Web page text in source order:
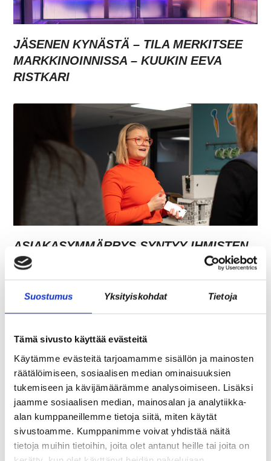
Suostumus Yksityiskohdat Tietoja
Tämä sivusto käyttää evästeitä
Käytämme evästeitä tarjoamamme sisällön ja mainosten
räätälöimiseen, sosiaalisen median ominaisuuksien
tukemiseen ja kävijämäärämme analysoimiseen. Lisäksi
jaamme sosiaalisen median, mainosalan ja analytiikka-
alan kumppaneillemme tietoja siitä, miten käytät
sivustoamme. Kumppanimme voivat yhdistää näitä
tietoja muihin tietoihin, joita olet antanut heille tai joita on
JÄSENEN KYNÄSTÄ – TILA MERKITSEE
MARKKINOINNISSA – KUUKIN EEVA
RISTKARI
ASIAKASYMMÄRRYS SYNTYY IHMISTEN
KESKELLÄ – JA NIIN SYNTYY MYÖS
MYYNTI
TARJOAVATKO COWORKING-TILAT